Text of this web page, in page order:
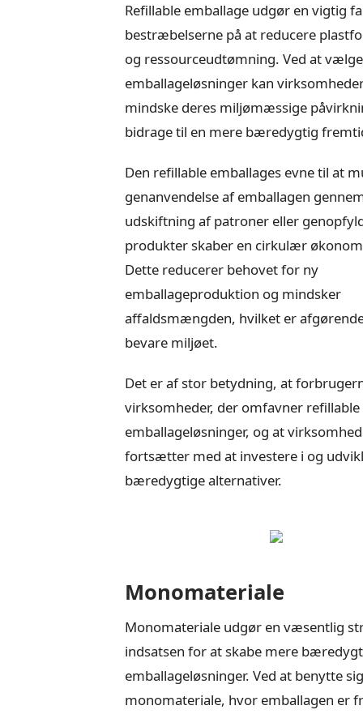
Refillable emballage udgør en vigtig
bestræbelserne på at reducere
og ressourceudtømning. Ved at
emballageløsninger kan
mindske deres miljømæssige
bidrage til en mere bæredygtig
Den refillable emballages evne til at
genanvendelse af emballagen
udskiftning af patroner eller
produkter skaber en cirkulær
Dette reducerer behovet for ny
emballageproduktion og mindsker
affaldsmængden, hvilket er
bevare miljøet.
Det er af stor betydning, at
virksomheder, der omfavner refillable
emballageløsninger, og at
fortsætter med at investere i og
bæredygtige alternativer.
Monomateriale
Monomateriale udgør en væsentlig
indsatsen for at skabe mere
emballageløsninger. Ved at benytte
monomateriale, hvor emballagen er